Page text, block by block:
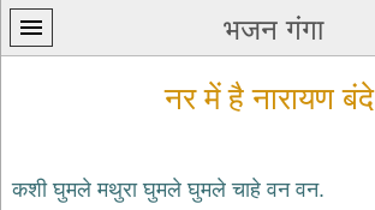
भजन गंगा
नर में है नारायण बंदे
कशी घुमले मथुरा घुमले घुमले चाहे वन वन.